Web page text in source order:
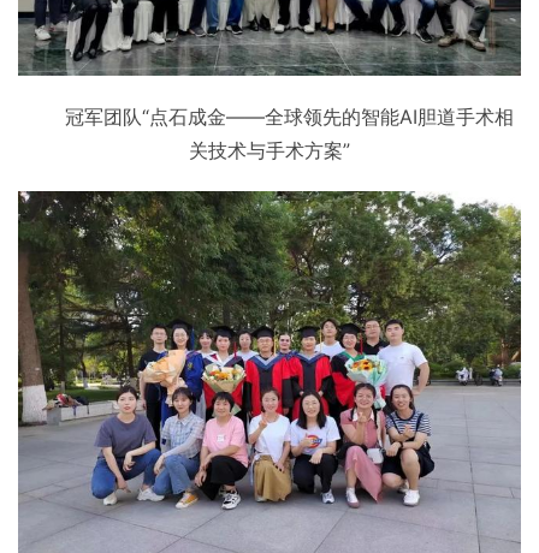
冠军团队“点石成金——全球领先的智能AI胆道手术相
关技术与手术方案”